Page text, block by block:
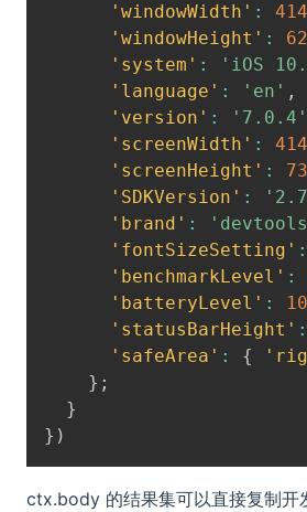
'windowWidth' : 414
'windowHeight' :
'system' : 'iOS
'language' : 'en' ,
'version' : '7.0.4'
'screenWidth' : 414
'screenHeight' :
'SDKVersion' :
'brand' :
'fontSizeSetting' :
'benchmarkLevel' :
'batteryLevel' :
'statusBarHeight' :
'safeArea' : {
} ;
}
} )
ctx.body 的结果集可以直接复制开